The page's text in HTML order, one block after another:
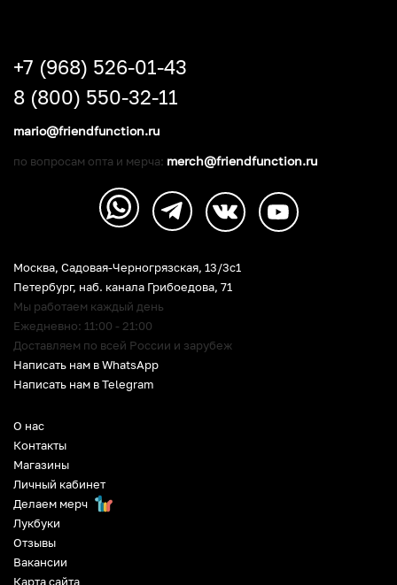
О нас
Контакты
Магазины
Личный кабинет
Делаем мерч
Лукбуки
Отзывы
Вакансии
Карта сайта
Москва, Садовая-Черногрязская, 13/3c1
Петербург, наб. канала Грибоедова, 71
Мы работаем каждый день
Ежедневно: 11:00 - 21:00
Доставляем по всей России и зарубеж
Написать нам в WhatsApp
Написать нам в Telegram
+7 (968) 526-01-43
8 (800) 550-32-11
mario@friendfunction.ru
по вопросам опта и мерча: merch@friendfunction.ru